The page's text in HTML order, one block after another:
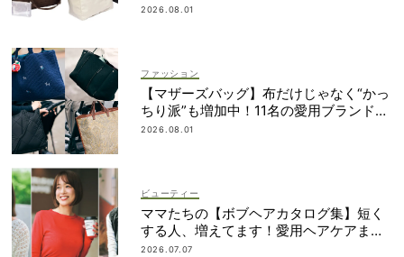
2026.08.01
ファッション
【マザーズバッグ】布だけじゃなく“かっ
ちり派”も増加中！11名の愛用ブランド
は？
2026.08.01
ビューティー
ママたちの【ボブヘアカタログ集】短く
する人、増えてます！愛用ヘアケアまで
全部見せ
2026.07.07